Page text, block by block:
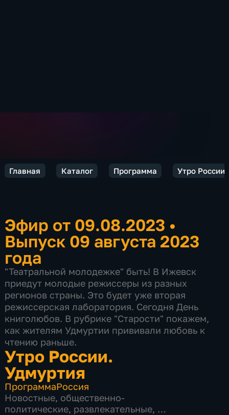
Главная Каталог Программа Утро
Эфир от 09.08.2023 •
Выпуск 09 августа 2023
года
"Театральной молодежке" быть! В Ижевск
приедут молодые режиссеры из разных
регионов страны. Это будет уже вторая
режиссерская лаборатория. Сегодня День
книголюбов. В рубрике "Старости" покажем,
как жителям Удмуртии прививали любовь к
чтению раньше.
Утро России.
Удмуртия
ПрограммаРоссия
Новостные, общественно-
политические, развлекательные,